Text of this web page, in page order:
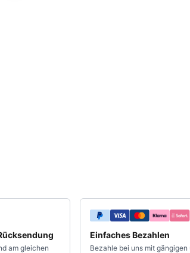
am gleichen
Einfaches Bezahlen
Bezahle bei uns mit gängigen